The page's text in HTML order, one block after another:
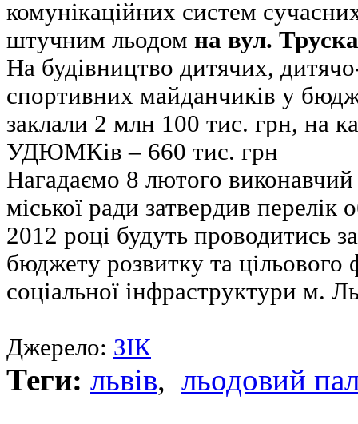
комунікаційних систем
штучним льодом на вул.
На будівництво дитячих,
спортивних майданчиків у
заклали 2 млн 100 тис. грн, на
УДЮМКів – 660 тис. грн
Нагадаємо 8 лютого виконавчий
міської ради затвердив перелік
2012 році будуть проводитись
бюджету розвитку та цільового
соціальної інфраструктури м.
Джерело: ЗІК
Теги: львів, льодовий